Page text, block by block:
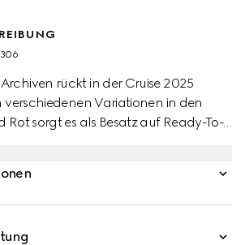
rückt in der Cruise 2025
verschiedenen Variationen in den
Rot sorgt es als Besatz auf Ready-To-
Web-Detail am Kragen ist aus